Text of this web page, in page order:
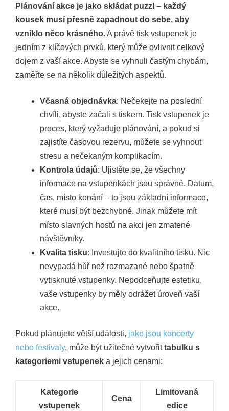
Plánování akce je jako skládat puzzl – každý
kousek musí přesně zapadnout do sebe, aby
vzniklo něco krásného.A právě tisk vstupenek je
jedním z klíčových prvků, který může ovlivnit celkový
dojem z vaší akce. Abyste se vyhnuli častým chybám,
zaměřte se na několik důležitých aspektů.
Včasná objednávka: Nečekejte na poslední
chvíli, abyste začali s tiskem. Tisk vstupenek je
proces, který vyžaduje plánování, a pokud si
zajistíte časovou rezervu, můžete se vyhnout
stresu a nečekaným komplikacím.
Kontrola údajů: Ujistěte se, že všechny
informace na vstupenkách jsou správné. Datum,
čas, místo konání – to jsou základní informace,
které musí být bezchybné. Jinak můžete mít
místo slavných hostů na akci jen zmatené
návštěvníky.
Kvalita tisku: Investujte do kvalitního tisku. Nic
nevypadá hůř než rozmazané nebo špatně
vytisknuté vstupenky. Nepodceňujte estetiku,
vaše vstupenky by měly odrážet úroveň vaší
akce.
Pokud plánujete větší události, jako jsou koncerty
nebo festivaly, může být užitečné vytvořittabulku s
kategoriemi vstupenek a jejich cenami:
Kategorie
vstupenek
Cena
Limitovaná
edice